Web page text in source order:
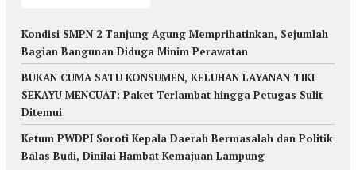
Kondisi SMPN 2 Tanjung Agung Memprihatinkan, Sejumlah
Bagian Bangunan Diduga Minim Perawatan
BUKAN CUMA SATU KONSUMEN, KELUHAN LAYANAN TIKI
SEKAYU MENCUAT: Paket Terlambat hingga Petugas Sulit
Ditemui
Ketum PWDPI Soroti Kepala Daerah Bermasalah dan Politik
Balas Budi, Dinilai Hambat Kemajuan Lampung